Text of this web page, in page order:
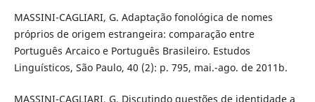
MASSINI-CAGLIARI, G. Adaptação fonológica de nomes
próprios de origem estrangeira: comparação entre
Português Arcaico e Português Brasileiro. Estudos
Linguísticos, São Paulo, 40 (2): p. 795, mai.-ago. de 2011b.
MASSINI-CAGLIARI, G. Discutindo questões de identidade a